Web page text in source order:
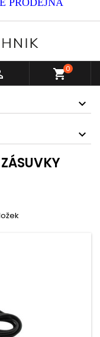
PRODEJNA
shopping_cart0